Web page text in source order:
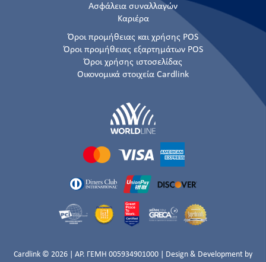
Ασφάλεια συναλλαγών
Καριέρα
Όροι προμήθειας και χρήσης POS
Όροι προμήθειας εξαρτημάτων POS
Όροι χρήσης ιστοσελίδας
Οικονομικά στοιχεία Cardlink
Cardlink © 2026 | ΑΡ. ΓΕΜΗ 005934901000 | Design & Development by